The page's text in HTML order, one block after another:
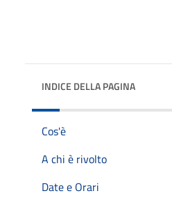
INDICE DELLA PAGINA
Cos'è
A chi è rivolto
Date e Orari